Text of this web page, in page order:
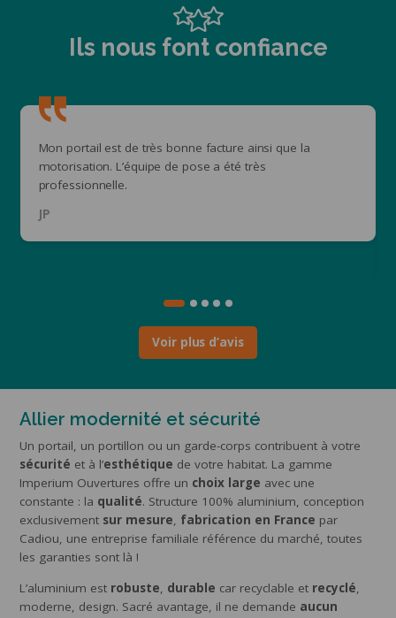
Ils nous font confiance
Mon portail est de très bonne facture ainsi que la
motorisation. L’équipe de pose a été très
professionnelle.
JP
Voir plus d’avis
Allier modernité et sécurité
Un portail, un portillon ou un garde-corps contribuent à votre
sécurité et à l’esthétique de votre habitat. La gamme
Imperium Ouvertures offre un choix large avec une
constante : la qualité. Structure 100% aluminium, conception
exclusivement sur mesure, fabrication en France par
Cadiou, une entreprise familiale référence du marché, toutes
les garanties sont là !
L’aluminium est robuste, durable car recyclable et recyclé,
moderne, design. Sacré avantage, il ne demande aucun